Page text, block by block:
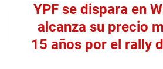
YPF se dispara en
alcanza su precio
15 años por el rally